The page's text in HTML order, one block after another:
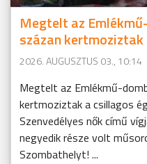
Megtelt az
százan
2026. AUGUSZTUS 03., 10:14
Megtelt az Emlékmű-
kertmoziztak a csillagos
Szenvedélyes nők című
negyedik része volt
Szombathelyt! ...